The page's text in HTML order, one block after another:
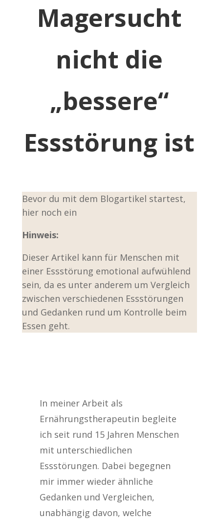
Magersucht
nicht die
„bessere“
Essstörung ist
Bevor du mit dem Blogartikel startest,
hier noch ein
Hinweis:
Dieser Artikel kann für Menschen mit
einer Essstörung emotional aufwühlend
sein, da es unter anderem um Vergleich
zwischen verschiedenen Essstörungen
und Gedanken rund um Kontrolle beim
Essen geht.
In meiner Arbeit als
Ernährungstherapeutin begleite
ich seit rund 15 Jahren Menschen
mit unterschiedlichen
Essstörungen. Dabei begegnen
mir immer wieder ähnliche
Gedanken und Vergleichen,
unabhängig davon, welche